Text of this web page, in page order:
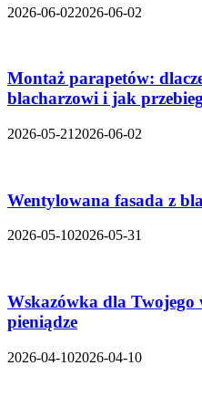
2026-06-022026-06-02
Montaż parapetów:
blacharzowi i jak
2026-05-21 2026-06-02
Wentylowana fasada z
2026-05-102026-05-31
Wskazówka dla
pieniądze
2026-04-102026-04-10